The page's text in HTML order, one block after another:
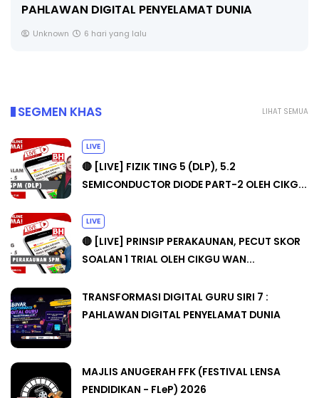
PAHLAWAN DIGITAL PENYELAMAT DUNIA
Unknown 6 hari yang lalu
LIHAT SEMUA
SEGMEN KHAS
LIVE
🔴 [LIVE] FIZIK TING 5 (DLP), 5.2
SEMICONDUCTOR DIODE PART-2 OLEH CIKG...
LIVE
🔴 [LIVE] PRINSIP PERAKAUNAN, PECUT SKOR
SOALAN 1 TRIAL OLEH CIKGU WAN...
TRANSFORMASI DIGITAL GURU SIRI 7 :
PAHLAWAN DIGITAL PENYELAMAT DUNIA
MAJLIS ANUGERAH FFK (FESTIVAL LENSA
PENDIDIKAN - FLeP) 2026